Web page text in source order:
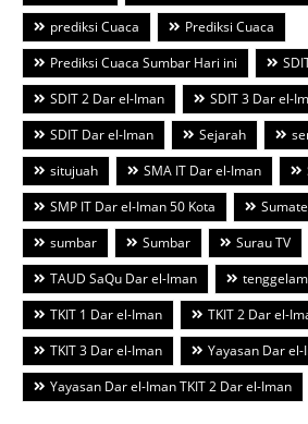
prediksi Cuaca
Prediksi Cuaca
Prediksi Cuaca Sumbar Hari ini
SDIT 2 Dar el-Iman
SDIT 3 Dar el-
SDIT Dar el-Iman
Sejarah
situjuah
SMA IT Dar el-Iman
SMP IT Dar el-Iman 50 Kota
sumbar
Sumbar
Surau TV
TAUD SaQu Dar el-Iman
tenggelam
TKIT 1 Dar el-Iman
TKIT 2 Dar el-
TKIT 3 Dar el-Iman
Yayasan Dar el-
Yayasan Dar el-Iman TKIT 2 Dar el-Iman